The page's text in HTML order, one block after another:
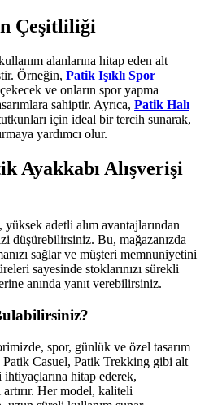
Çeşitliliği
alanlarına hitap eden alt
Örneğin, Patik Işıklı Spor
ve onların spor yapma
sahiptir. Ayrıca, Patik Halı
için ideal bir tercih sunarak,
yardımcı olur.
Ayakkabı Alışverişi
adetli alım avantajlarından
düşürebilirsiniz. Bu, mağazanızda
sağlar ve müşteri memnuniyetini
sayesinde stoklarınızı sürekli
anında yanıt verebilirsiniz.
spor, günlük ve özel tasarım
Casuel, Patik Trekking gibi alt
hitap ederek,
Her model, kaliteli